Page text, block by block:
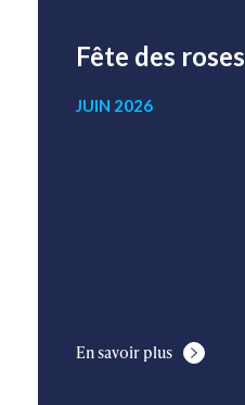
Fête des roses
JUIN 2026
En savoir plus